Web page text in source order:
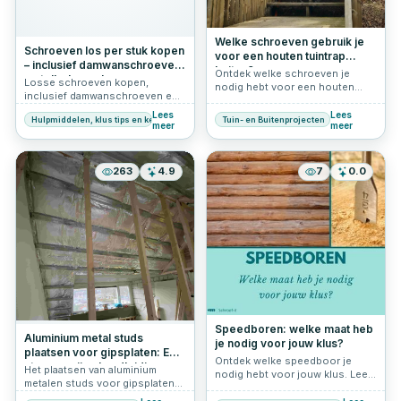
Schroeven los per stuk kopen
– inclusief damwanschroeven
en tellerkopschroeven per
stuk
Losse schroeven kopen,
inclusief damwanschroeven en
tellerkopschroeven per stuk
kopen. Vind de juiste maat voor
elke klus bij Schroef-it, jouw
online DIY-specialist
Hulpmiddelen, klus tips en keuzehulp
Lees
meer
Welke schroeven gebruik je
voor een houten tuintrap
buiten?
Ontdek welke schroeven je
nodig hebt voor een houten
Woodies® Ultimate Shield voor
een stevige en duurzame trap.
Tuin- en Buitenprojecten
Lees
meer
263 4.9
Aluminium metal studs
plaatsen voor gipsplaten: Een
stapsgewijze handleiding
Het plaatsen van aluminium
metalen studs voor gipsplaten
is een cruciale stap bij het
7 0.0
Speedboren: welke maat heb
je nodig voor jouw klus?
Ontdek welke speedboor je
nodig hebt voor jouw klus. Lees